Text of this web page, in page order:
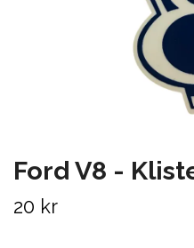
Ford V8 -
20 kr